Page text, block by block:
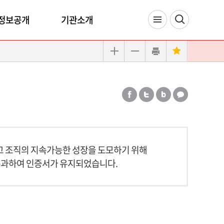
보공개 기관소개
직의 지속가능한 성장을 도모하기 위해
하여 인증서가 유지되었습니다.